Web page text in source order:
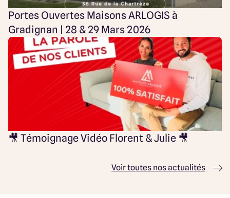
Portes Ouvertes Maisons ARLOGIS à
Gradignan | 28 & 29 Mars 2026
🎥 Témoignage Vidéo Florent & Julie 🎥
Voir toutes nos actualités